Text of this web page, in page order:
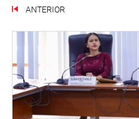
ANTERIOR